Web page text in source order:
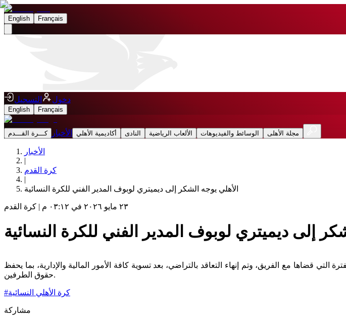
English Français
دخول التسجيل
English Français
كـــرة القـــدم الأخبار أكاديمية الأهلي النادى الألعاب الرياضية الوسائط والفيديوهات مجلة الأهلى
الأخبار
|
كرة القدم
|
الأهلي يوجه الشكر إلى ديميتري لوبوف المدير الفني للكرة النسائية
٢٣ مايو ٢٠٢٦ في ٠٣:١٢ م | كرة القدم
إلى ديميتري لوبوف المدير الفني للكرة النسائية
قضاها مع الفريق، وتم إنهاء التعاقد بالتراضي، بعد تسوية كافة الأمور المالية والإدارية، بما يحفظ
حقوق الطرفين.
#كرة الأهلي النسائية
مشاركة